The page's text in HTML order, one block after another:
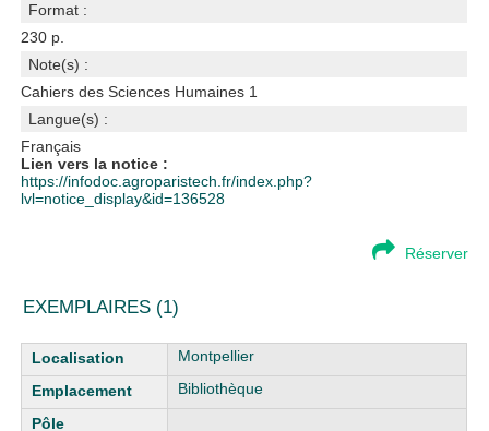
Format :
230 p.
Note(s) :
Cahiers des Sciences Humaines 1
Langue(s) :
Français
Lien vers la notice :
https://infodoc.agroparistech.fr/index.php?
lvl=notice_display&id=136528
Réserver
EXEMPLAIRES (1)
Liste des exemplaires
Montpellier
Bibliothèque